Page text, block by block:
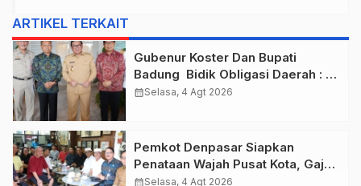
ARTIKEL TERKAIT
Gubenur Koster Dan Bupati
Badung Bidik Obligasi Daerah :
Gaspol Bangun Infrastruktur
calendar_monthSelasa, 4 Agt 2026
Pemkot Denpasar Siapkan
Penataan Wajah Pusat Kota, Gajah
Mada Jadi Salah Satu Kawasan
calendar_monthSelasa, 4 Agt 2026